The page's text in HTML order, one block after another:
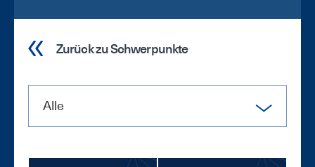
Zurück zu Schwerpunkte
Alle